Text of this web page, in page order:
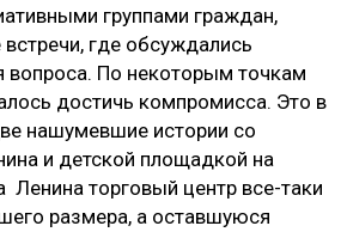
группами граждан,
где обсуждались
вопроса. По некоторым точкам
достичь компромисса. Это в
нашумевшие истории со
и детской площадкой на
торговый центр все-таки
размера, а оставшуюся